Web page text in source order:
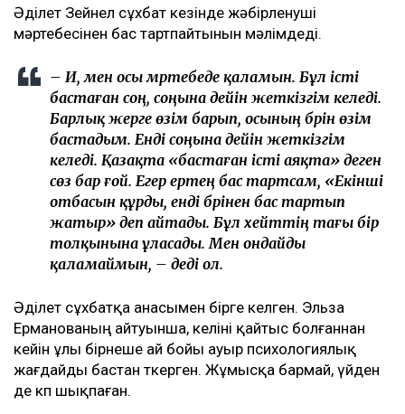
Әділет Зейнел сұхбат кезінде жәбірленуші
мәртебесінен бас тартпайтынын мәлімдеді.
– Иә, мен осы мәртебеде қаламын. Бұл істі
бастаған соң, соңына дейін жеткізгім келеді.
Барлық жерге өзім барып, осының бәрін өзім
бастадым. Енді соңына дейін жеткізгім
келеді. Қазақта «бастаған істі аяқта» деген
сөз бар ғой. Егер ертең бас тартсам, «Екінші
отбасын құрды, енді бәрінен бас тартып
жатыр» деп айтады. Бұл хейттің тағы бір
толқынына ұласады. Мен ондайды
қаламаймын, – деді ол.
Әділет сұхбатқа анасымен бірге келген. Эльза
Ерманованың айтуынша, келіні қайтыс болғаннан
кейін ұлы бірнеше ай бойы ауыр психологиялық
жағдайды бастан өткерген. Жұмысқа бармай, үйден
де көп шықпаған.